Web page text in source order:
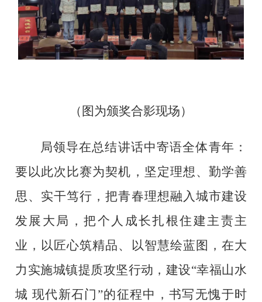
（图为颁奖合影现场）
局领导在总结讲话中寄语全体青年：
要以此次比赛为契机，坚定理想、勤学善
思、实干笃行，把青春理想融入城市建设
发展大局，把个人成长扎根住建主责主
业，以匠心筑精品、以智慧绘蓝图，在大
力实施城镇提质攻坚行动，建设“幸福山水
城 现代新石门 ”的征程中，书写无愧于时